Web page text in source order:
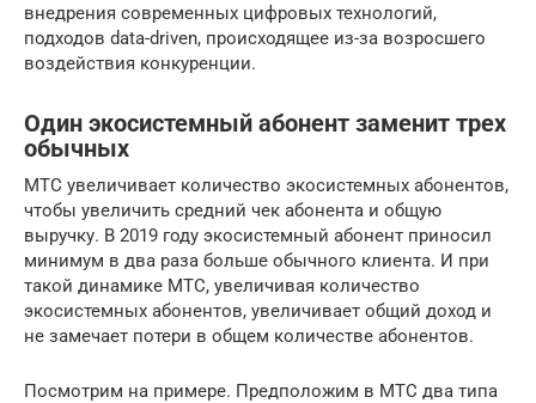
внедрения современных цифровых технологий,
подходов data-driven, происходящее из-за возросшего
воздействия конкуренции.
Один экосистемный абонент заменит трех
обычных
МТС увеличивает количество экосистемных абонентов,
чтобы увеличить средний чек абонента и общую
выручку. В 2019 году экосистемный абонент приносил
минимум в два раза больше обычного клиента. И при
такой динамике МТС, увеличивая количество
экосистемных абонентов, увеличивает общий доход и
не замечает потери в общем количестве абонентов.
Посмотрим на примере. Предположим в МТС два типа